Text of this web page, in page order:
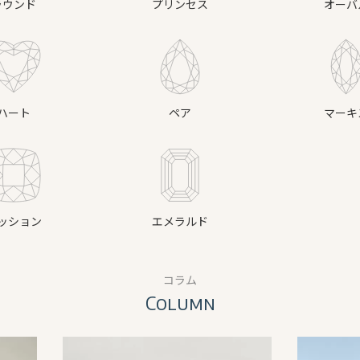
ンド プリンセス オー
ート ペア マー
ション エメラルド
Column
コラム